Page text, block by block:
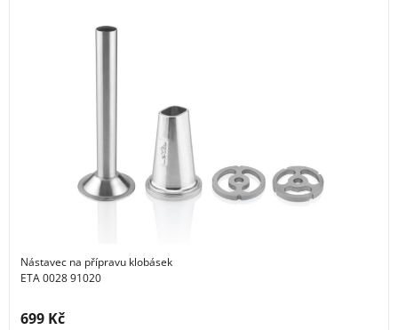
Nástavec na přípravu klobásek
ETA 0028 91020
Cena s DPH:
699 Kč